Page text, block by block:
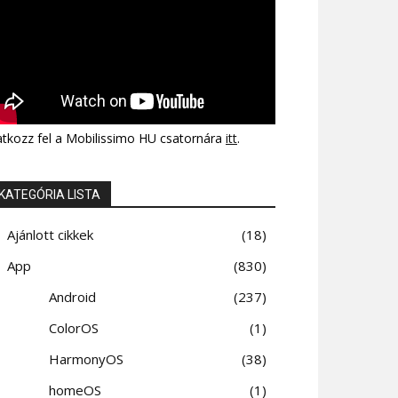
fel a Mobilissimo HU csatornára itt.
LISTA
Ajánlott cikkek
18
App
830
Android
237
ColorOS
1
HarmonyOS
38
homeOS
1